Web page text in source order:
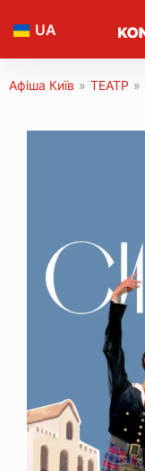
UA
Афіша Київ » ТЕАТР »